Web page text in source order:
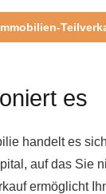
es
handelt es
auf das Sie
ermöglicht